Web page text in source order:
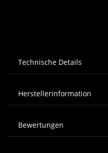
Technische Details
Herstellerinformation
Bewertungen